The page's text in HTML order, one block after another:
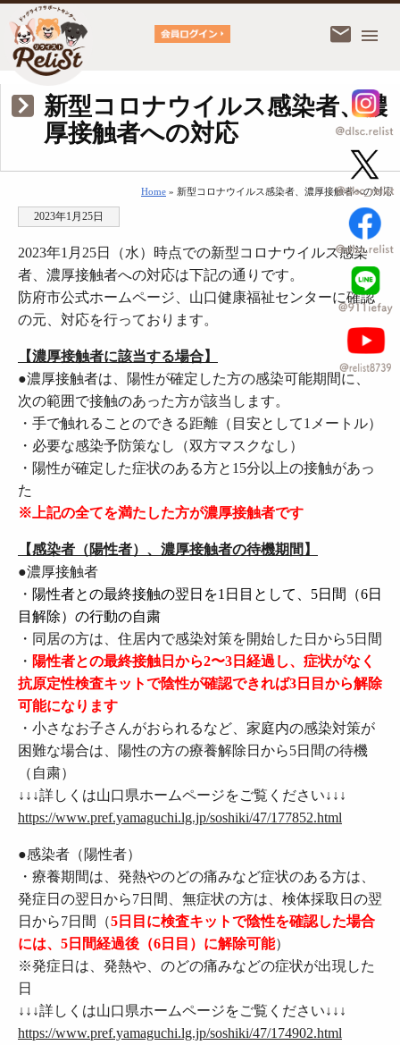
新型コロナウイルス感染者、濃
厚接触者への対応
Home » 新型コロナウイルス感染者、濃厚接触者への対応
2023年1月25日
2023年1月25日（水）時点での新型コロナウイルス感染
者、濃厚接触者への対応は下記の通りです。
防府市公式ホームページ、山口健康福祉センターに確認
の元、対応を行っております。
【濃厚接触者に該当する場合】
●濃厚接触者は、陽性が確定した方の感染可能期間に、
次の範囲で接触のあった方が該当します。
・手で触れることのできる距離（目安として1メートル）
・必要な感染予防策なし（双方マスクなし）
・陽性が確定した症状のある方と15分以上の接触があっ
た
※上記の全てを満たした方が濃厚接触者です
【感染者（陽性者）、濃厚接触者の待機期間】
●濃厚接触者
・ 陽性者との最終接触の翌日を1日目として、5日間（6日
目解除）の行動の自粛
・同居の方は、住居内で感染対策を開始した日から5日間
・ 陽性者との最終接触日から2〜3日経過し、症状がなく
抗原定性検査キットで陰性が確認できれば3日目から解除
可能になります
・小さなお子さんがおられるなど、家庭内の感染対策が
困難な場合は、陽性の方の療養解除日から5日間の待機
（自粛）
↓↓↓詳しくは山口県ホームページをご覧ください↓↓↓
https://www.pref.yamaguchi.lg.jp/soshiki/47/177852.html
●感染者（陽性者）
・療養期間は、発熱やのどの痛みなど症状のある方は、
発症日の翌日から7日間、無症状の方は、検体採取日の翌
日から7日間（5日目に検査キットで陰性を確認した場合
には、5日間経過後（6日目）に解除可能）
※発症日は、発熱や、のどの痛みなどの症状が出現した
日
↓↓↓詳しくは山口県ホームページをご覧ください↓↓↓
https://www.pref.yamaguchi.lg.jp/soshiki/47/174902.html